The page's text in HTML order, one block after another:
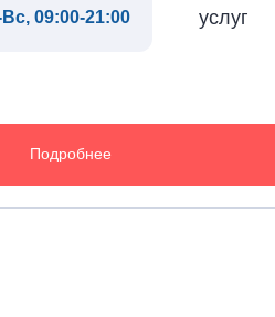
09:00-21:00 услуг
Подробнее